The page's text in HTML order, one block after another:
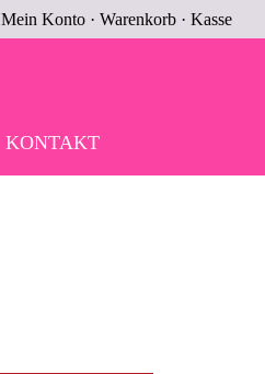
Mein Konto · Warenkorb · Kasse
KONTAKT